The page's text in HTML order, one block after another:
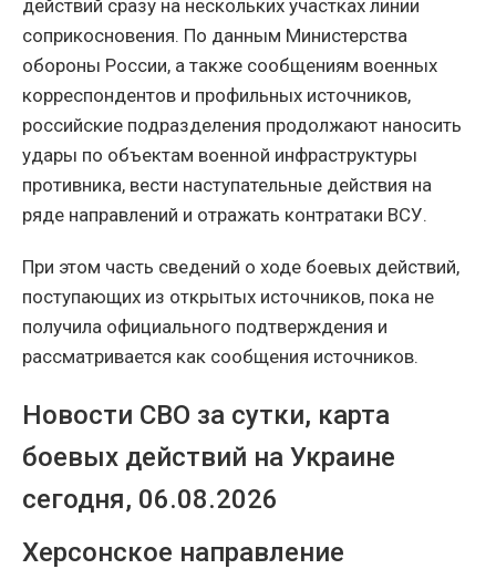
действий сразу на нескольких участках линии
соприкосновения. По данным Министерства
обороны России, а также сообщениям военных
корреспондентов и профильных источников,
российские подразделения продолжают наносить
удары по объектам военной инфраструктуры
противника, вести наступательные действия на
ряде направлений и отражать контратаки ВСУ.
При этом часть сведений о ходе боевых действий,
поступающих из открытых источников, пока не
получила официального подтверждения и
рассматривается как сообщения источников.
Новости СВО за сутки, карта
боевых действий на Украине
сегодня, 06.08.2026
Херсонское направление